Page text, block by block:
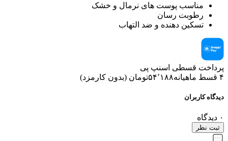
مناسب پوست های نرمال و خشک
رطوبت رسان
تسکین دهنده و ضد التهاب
پرداخت قسطی اسنپ پی
۴ قسط ماهیانه
۵۴٬۱۸۸تومان (بدون کارمزد)
دیدگاه کاربران
۰ دیدگاه
ثبت نظر